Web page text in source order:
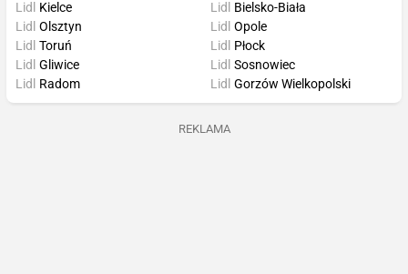
Lidl
Kielce
Lidl
Bielsko-Biała
Lidl Olsztyn
Lidl Toruń
Lidl Gliwice
Lidl
Radom
Lidl Opole
Lidl
Płock
Lidl Sosnowiec
Lidl Gorzów Wielkopolski
REKLAMA